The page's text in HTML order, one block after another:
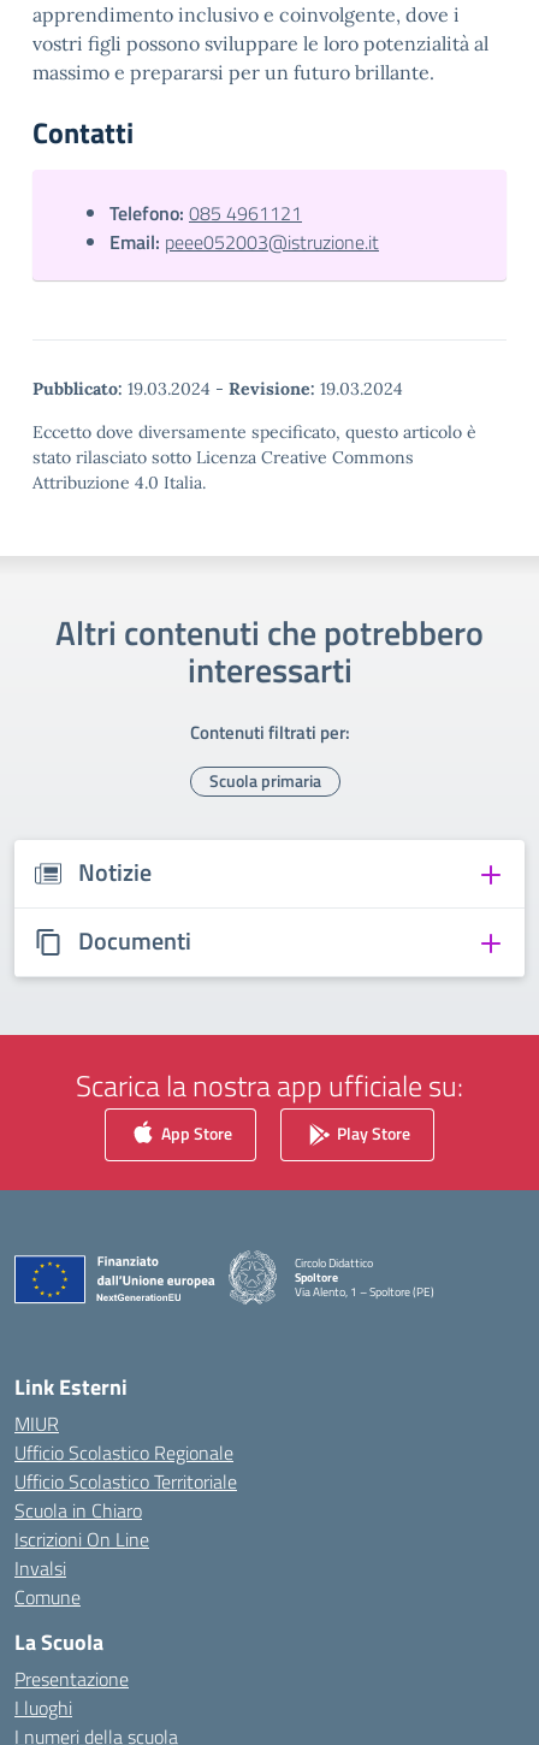
apprendimento inclusivo e coinvolgente, dove i
vostri figli possono sviluppare le loro potenzialità al
massimo e prepararsi per un futuro brillante.
Contatti
Telefono: 085 4961121
Email: peee052003@istruzione.it
Pubblicato: 19.03.2024 - Revisione: 19.03.2024
Eccetto dove diversamente specificato, questo articolo è
stato rilasciato sotto Licenza Creative Commons
Attribuzione 4.0 Italia.
Altri contenuti che potrebbero
interessarti
Contenuti filtrati per:
Scuola primaria
Notizie
Documenti
Scarica la nostra app ufficiale su:
App Store Play Store
Circolo Didattico
Spoltore
Via Alento, 1 – Spoltore (PE)
— Visita la pagina iniziale della scuola
Link Esterni
MIUR
Ufficio Scolastico Regionale
Ufficio Scolastico Territoriale
Scuola in Chiaro
Iscrizioni On Line
Invalsi
Comune
La Scuola
Presentazione
I luoghi
I numeri della scuola